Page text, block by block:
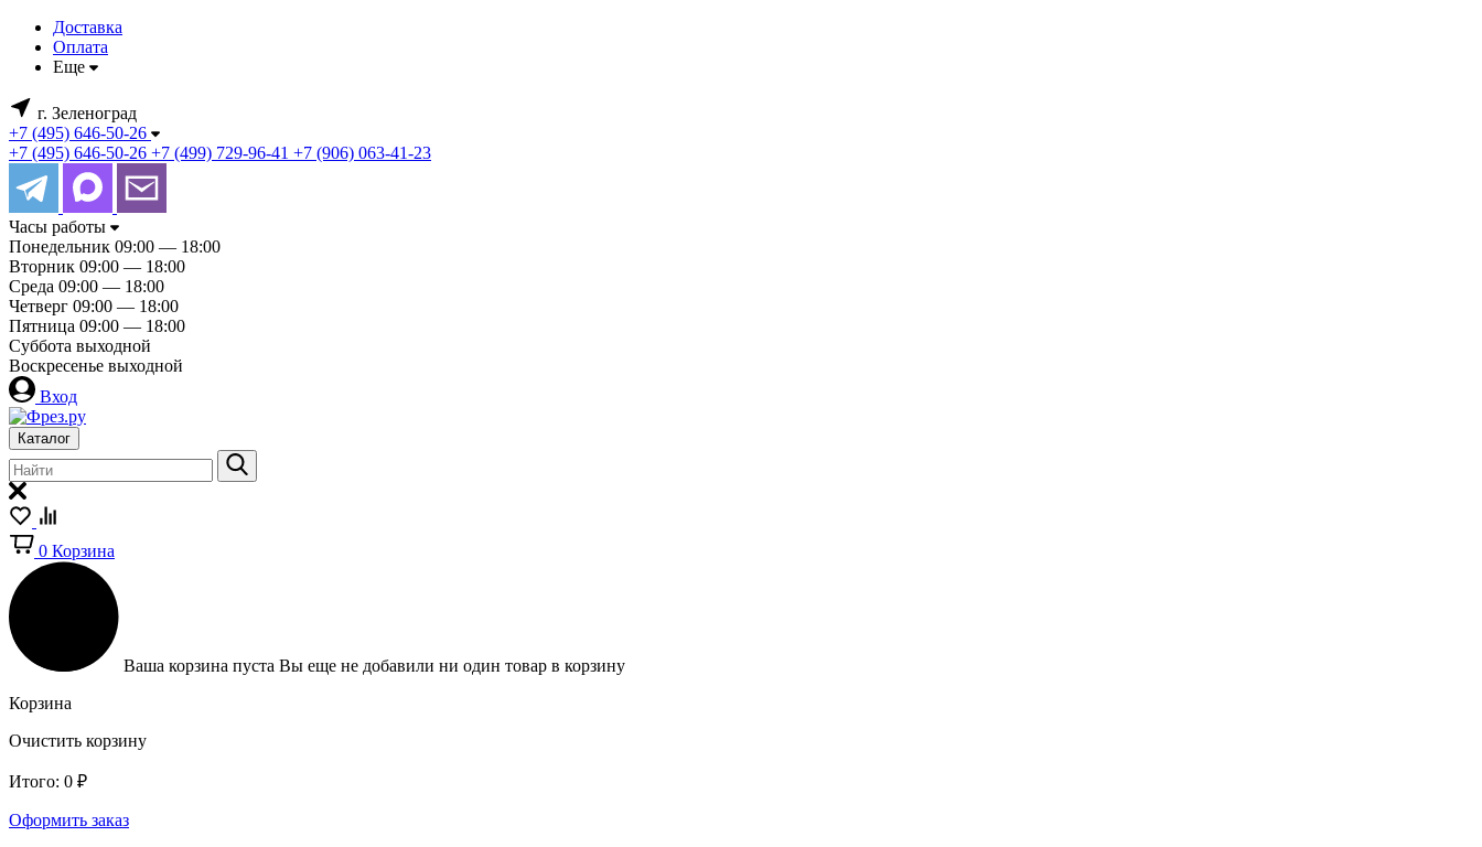
Доставка
Оплата
Еще
г. Зеленоград
+7 (495) 646-50-26
+7 (495) 646-50-26 +7 (499) 729-96-41 +7 (906) 063-41-23
Часы работы
Понедельник 09:00 — 18:00
Вторник 09:00 — 18:00
Среда 09:00 — 18:00
Четверг 09:00 — 18:00
Пятница 09:00 — 18:00
Суббота выходной
Воскресенье выходной
Вход
Каталог
0 Корзина
Ваша корзина пуста Вы еще не добавили ни один товар в корзину
Корзина
Очистить корзину
Итого: 0 ₽
Оформить заказ